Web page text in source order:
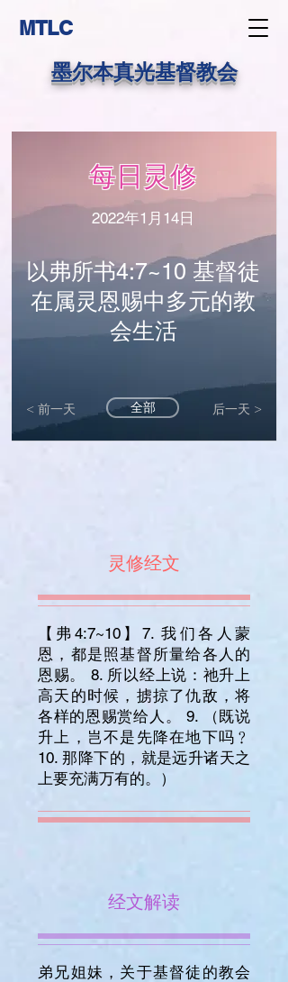
MTLC
墨尔本真光基督教会
每日灵修
2022年1月14日
以弗所书4:7~10 基督徒
在属灵恩赐中多元的教
会生活
< 前一天 全部 后一天 >
灵修经文
【弗4:7~10】7. 我们各人蒙
恩，都是照基督所量给各人的
恩赐。 8. 所以经上说：祂升上
高天的时候，掳掠了仇敌，将
各样的恩赐赏给人。 9. （既说
升上，岂不是先降在地下吗﹖
10. 那降下的，就是远升诸天之
上要充满万有的。）
经文解读
弟兄姐妹，关于基督徒的教会